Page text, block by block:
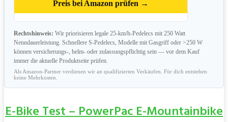
Preis bei Amazon prüfen →
Rechtshinweis: Wir priorisieren legale 25-km/h-Pedelecs mit 250 Watt
Nenndauerleistung. Schnellere S-Pedelecs, Modelle mit Gasgriff oder >250 W
können versicherungs-, helm- oder zulassungspflichtig sein — vor dem Kauf
immer die aktuelle Produktseite prüfen.
Als Amazon-Partner verdienen wir an qualifizierten Verkäufen. Für dich entstehen
keine Mehrkosten.
E-BikeTest – PowerPac E-Mountainbike